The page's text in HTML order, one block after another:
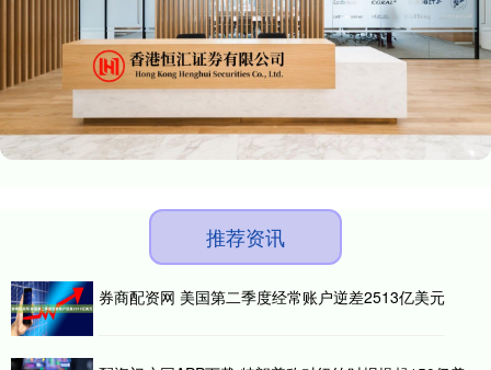
推荐资讯
券商配资网 美国第二季度经常账户逆差2513亿美元